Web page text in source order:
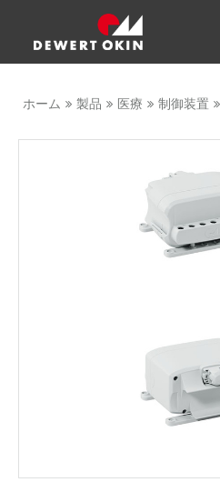
ホーム 製品 医療 制御装置